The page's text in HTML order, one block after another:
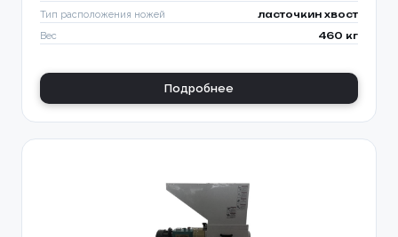
Тип расположения ножей ласточкин хвост
Вес 460 кг
Подробнее